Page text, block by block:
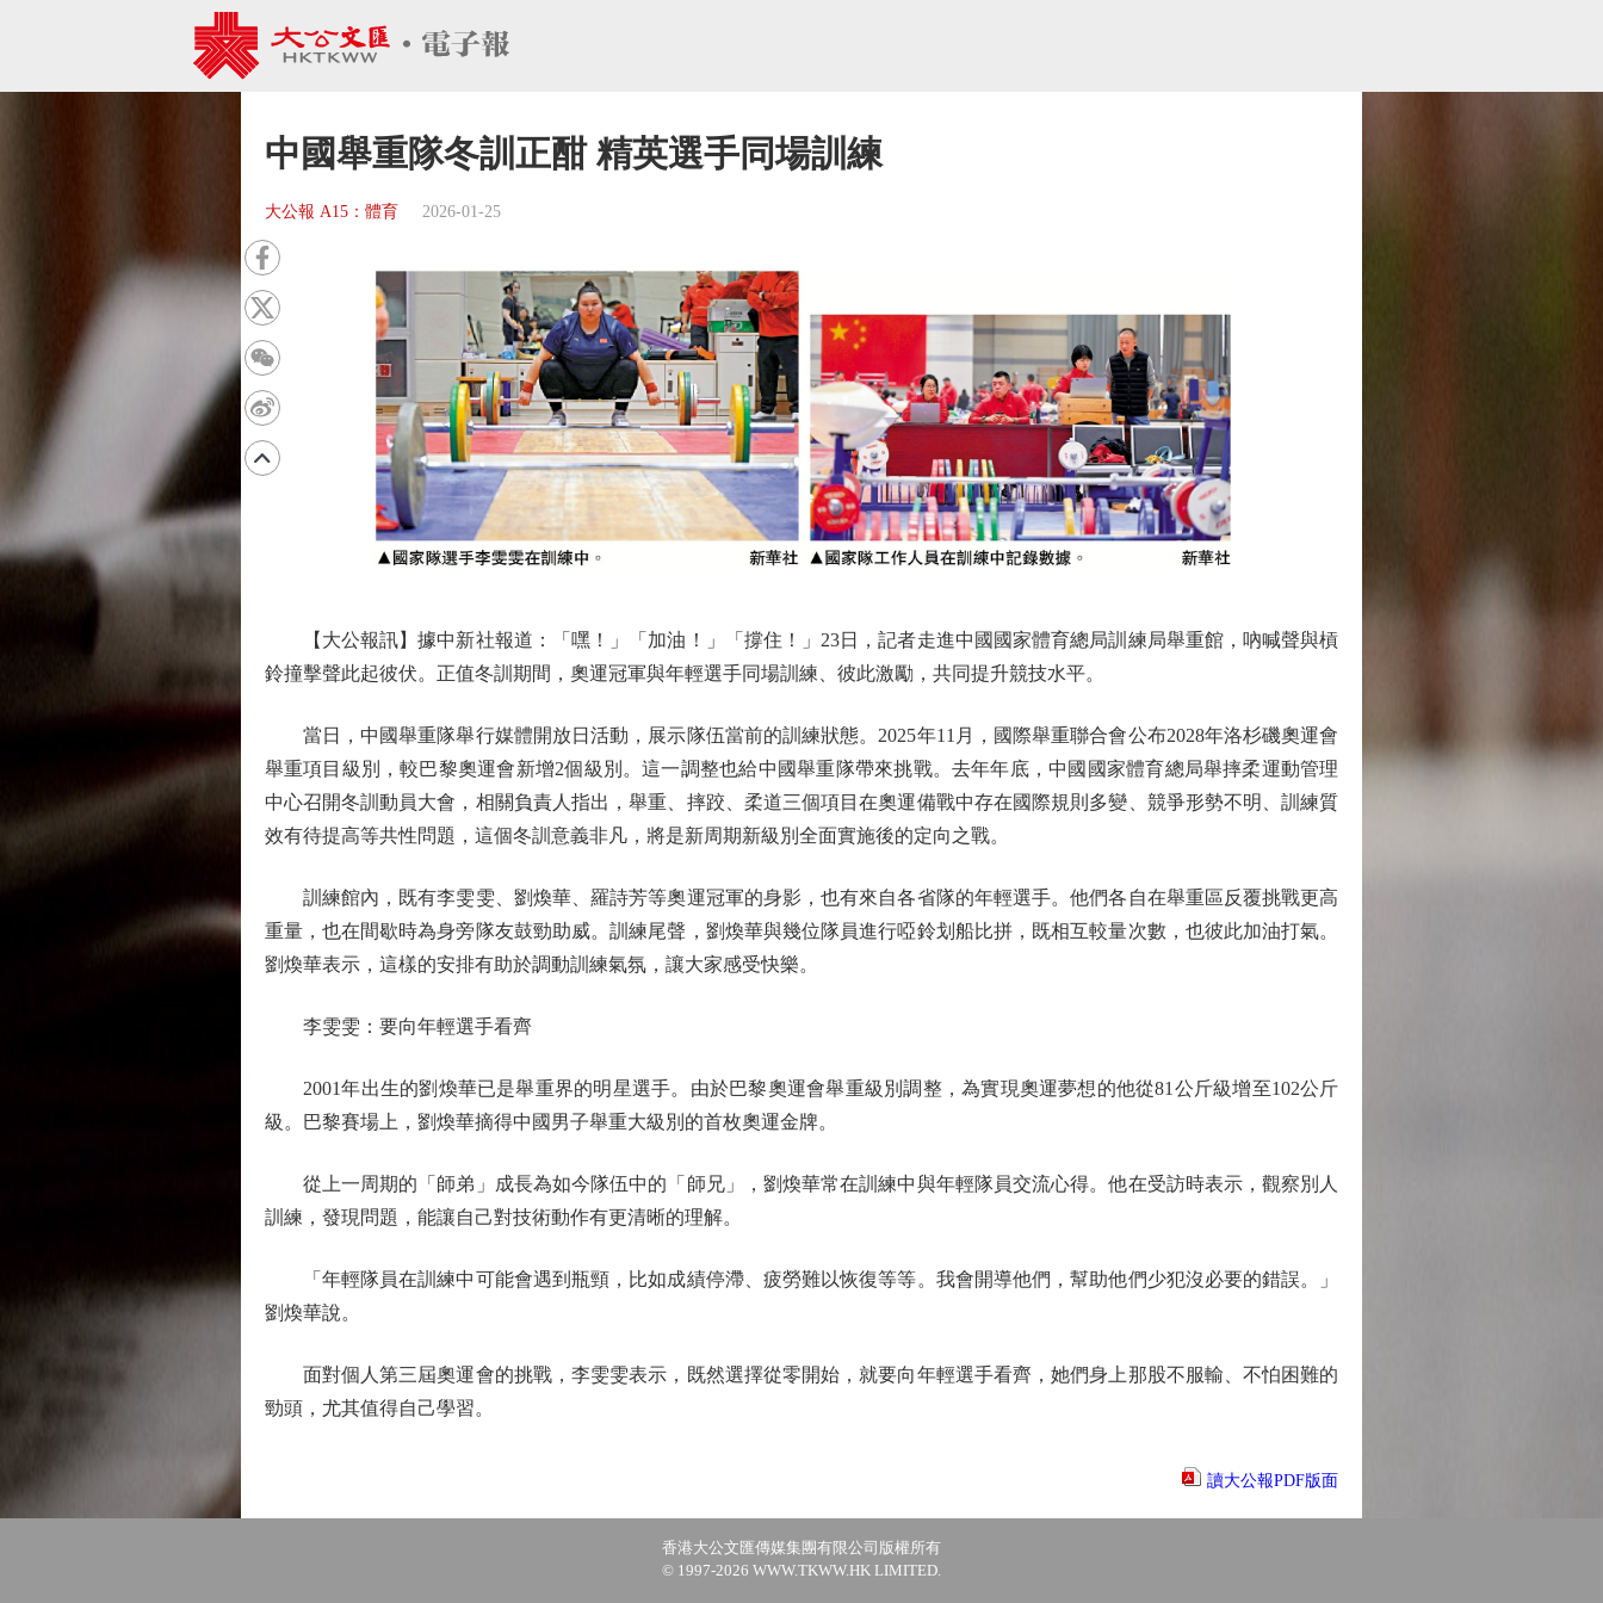
中國舉重隊冬訓正酣 精英選手同場訓練
大公報 A15：體育 2026-01-25
【大公報訊】據中新社報道：「嘿！」「加油！」「撐住！」23日，記者走進中國國家體育總局訓練局舉重館，吶喊聲與槓
鈴撞擊聲此起彼伏。正值冬訓期間，奧運冠軍與年輕選手同場訓練、彼此激勵，共同提升競技水平。
當日，中國舉重隊舉行媒體開放日活動，展示隊伍當前的訓練狀態。2025年11月，國際舉重聯合會公布2028年洛杉磯奧運會
舉重項目級別，較巴黎奧運會新增2個級別。這一調整也給中國舉重隊帶來挑戰。去年年底，中國國家體育總局舉摔柔運動管理
中心召開冬訓動員大會，相關負責人指出，舉重、摔跤、柔道三個項目在奧運備戰中存在國際規則多變、競爭形勢不明、訓練質
效有待提高等共性問題，這個冬訓意義非凡，將是新周期新級別全面實施後的定向之戰。
訓練館內，既有李雯雯、劉煥華、羅詩芳等奧運冠軍的身影，也有來自各省隊的年輕選手。他們各自在舉重區反覆挑戰更高
重量，也在間歇時為身旁隊友鼓勁助威。訓練尾聲，劉煥華與幾位隊員進行啞鈴划船比拼，既相互較量次數，也彼此加油打氣。
劉煥華表示，這樣的安排有助於調動訓練氣氛，讓大家感受快樂。
李雯雯：要向年輕選手看齊
2001年出生的劉煥華已是舉重界的明星選手。由於巴黎奧運會舉重級別調整，為實現奧運夢想的他從81公斤級增至102公斤
級。巴黎賽場上，劉煥華摘得中國男子舉重大級別的首枚奧運金牌。
從上一周期的「師弟」成長為如今隊伍中的「師兄」，劉煥華常在訓練中與年輕隊員交流心得。他在受訪時表示，觀察別人
訓練，發現問題，能讓自己對技術動作有更清晰的理解。
「年輕隊員在訓練中可能會遇到瓶頸，比如成績停滯、疲勞難以恢復等等。我會開導他們，幫助他們少犯沒必要的錯誤。」
劉煥華說。
面對個人第三屆奧運會的挑戰，李雯雯表示，既然選擇從零開始，就要向年輕選手看齊，她們身上那股不服輸、不怕困難的
勁頭，尤其值得自己學習。
讀大公報PDF版面
香港大公文匯傳媒集團有限公司版權所有
© 1997-2026 WWW.TKWW.HK LIMITED.